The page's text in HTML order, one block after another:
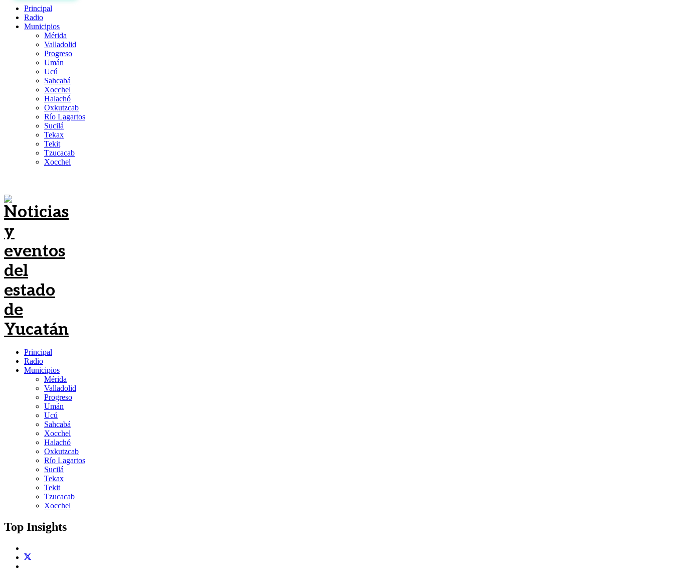
Principal
Radio
Municipios
Mérida
Valladolid
Progreso
Umán
Ucú
Sahcabá
Xocchel
Halachó
Oxkutzcab
Río Lagartos
Sucilá
Tekax
Tekit
Tzucacab
Xocchel
Principal
Radio
Municipios
Mérida
Valladolid
Progreso
Umán
Ucú
Sahcabá
Xocchel
Halachó
Oxkutzcab
Río Lagartos
Sucilá
Tekax
Tekit
Tzucacab
Xocchel
Top Insights